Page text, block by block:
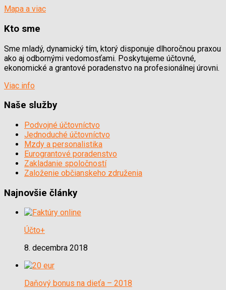
Mapa a viac
Kto sme
Sme mladý, dynamický tím, ktorý disponuje dlhoročnou praxou
ako aj odbornými vedomosťami. Poskytujeme účtovné,
ekonomické a grantové poradenstvo na profesionálnej úrovni.
Viac info
Naše služby
Podvojné účtovníctvo
Jednoduché účtovníctvo
Mzdy a personalistika
Eurograntové poradenstvo
Zakladanie spoločností
Založenie občianskeho združenia
Najnovšie články
Účto+
8. decembra 2018
Daňový bonus na dieťa – 2018